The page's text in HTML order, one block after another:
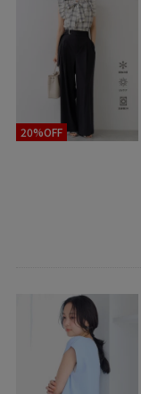
良いなと思うス
録・フォローを
リールなどで動画
⇩ディアモール大
20%OFF